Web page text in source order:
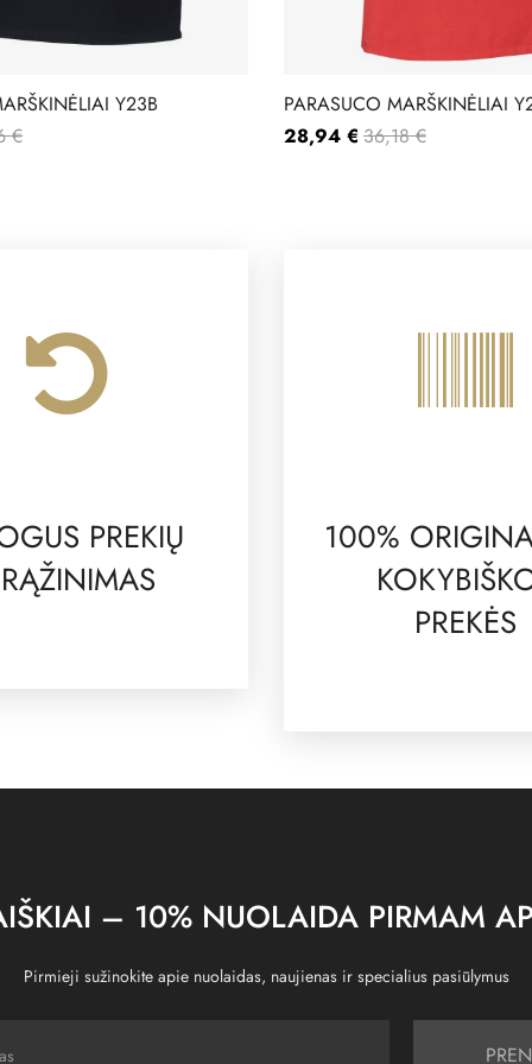
Y23B
€
PARASUCO MARŠKINĖLIAI
28,94 € 36,18 €
PREKIŲ
100%
PREKĖS
– 10% NUOLAIDA PIRMAM
Pirmieji sužinokite apie nuolaidas, naujienas ir specialius pasiūlymus